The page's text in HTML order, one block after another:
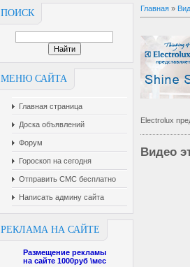
ПОИСК
МЕНЮ САЙТА
Главная страница
Доска объявлений
Форум
Гороскоп на сегодня
Отправить СМС бесплатно
Написать админу сайта
РЕКЛАМА НА САЙТЕ
Размещение рекламы
на сайте 1000руб \мес
Главная »
Electrolux
Видео